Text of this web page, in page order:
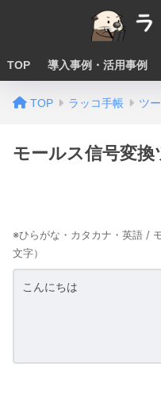
TOP 導入事例・活用事例
TOP ラッコ手帳 ツ
モールス信号変換
※ひらがな・カタカナ・英語 /
文字）